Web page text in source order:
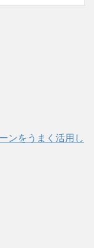
ンをうまく活用し